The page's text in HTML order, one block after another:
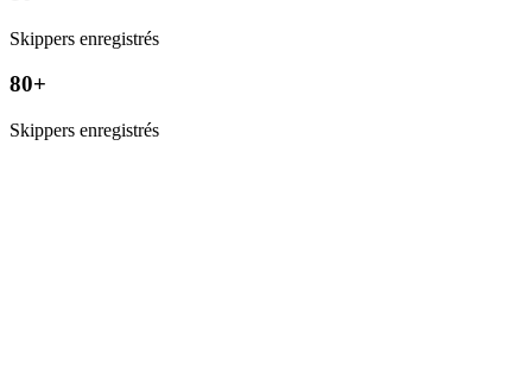
Skippers enregistrés
80+
Skippers enregistrés